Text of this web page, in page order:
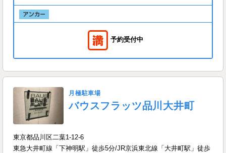
予約受付中
月極駐車場
バウスフラッツ品川大井町
東京都品川区二葉1-12-6
東急大井町線「下神明駅」徒歩5分/JR京浜東北線「大井町駅」徒歩